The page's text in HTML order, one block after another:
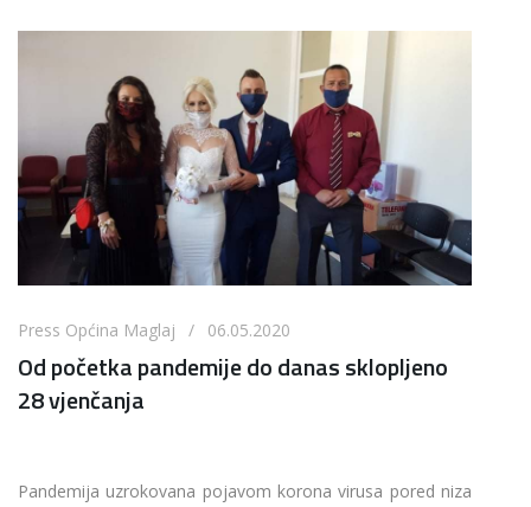
Press Općina Maglaj / 06.05.2020
Od početka pandemije do danas sklopljeno
28 vjenčanja
Pandemija uzrokovana pojavom korona virusa pored niza